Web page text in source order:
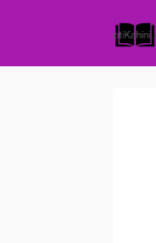
content